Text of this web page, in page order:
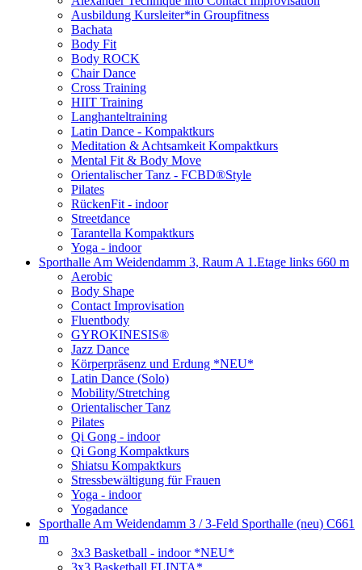
Ausbildung Kursleiter*in Groupfitness
Bachata
Body Fit
Body ROCK
Chair Dance
Cross Training
HIIT Training
Langhanteltraining
Latin Dance - Kompaktkurs
Meditation & Achtsamkeit Kompaktkurs
Mental Fit & Body Move
Orientalischer Tanz - FCBD®Style
Pilates
RückenFit - indoor
Streetdance
Tarantella Kompaktkurs
Yoga - indoor
Sporthalle Am Weidendamm 3, Raum A 1.Etage links 660 m
Aerobic
Body Shape
Contact Improvisation
Fluentbody
GYROKINESIS®
Jazz Dance
Körperpräsenz und Erdung *NEU*
Latin Dance (Solo)
Mobility/Stretching
Orientalischer Tanz
Pilates
Qi Gong - indoor
Qi Gong Kompaktkurs
Shiatsu Kompaktkurs
Stressbewältigung für Frauen
Yoga - indoor
Yogadance
Sporthalle Am Weidendamm 3 / 3-Feld Sporthalle (neu) C661
m
3x3 Basketball - indoor *NEU*
3x3 Basketball FLINTA*